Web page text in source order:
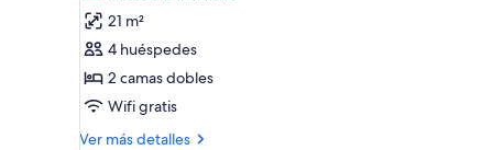
de
Habitación
Deluxe,
2
camas
21 m²
4 huéspedes
2 camas dobles
Wifi gratis
Ver más detalles
Más